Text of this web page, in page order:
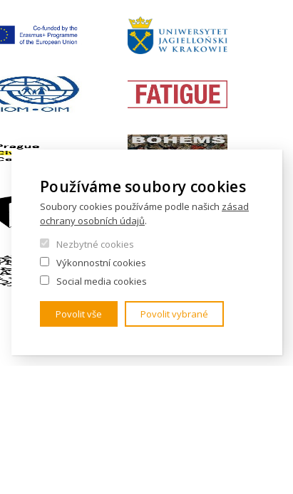
Používáme soubory cookies
Soubory cookies používáme podle našich zásad
ochrany osobních údajů.
Nezbytné cookies
Výkonnostní cookies
Social media cookies
Povolit vše Povolit vybrané